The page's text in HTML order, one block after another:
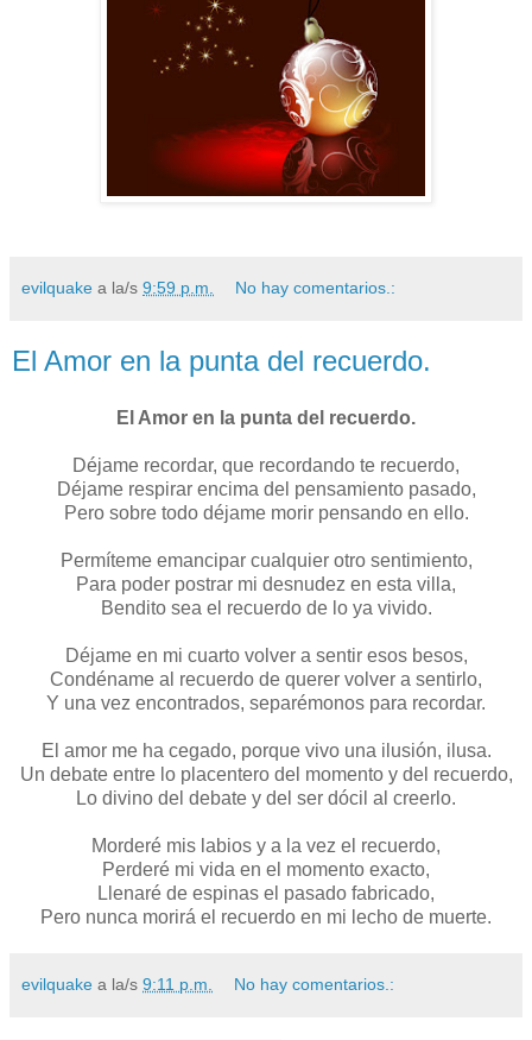
evilquake a la/s 9:59 p.m. No hay comentarios.:
El Amor en la punta del recuerdo.
El Amor en la punta del recuerdo.
Déjame recordar, que recordando te recuerdo,
Déjame respirar encima del pensamiento pasado,
Pero sobre todo déjame morir pensando en ello.
Permíteme emancipar cualquier otro sentimiento,
Para poder postrar mi desnudez en esta villa,
Bendito sea el recuerdo de lo ya vivido.
Déjame en mi cuarto volver a sentir esos besos,
Condéname al recuerdo de querer volver a sentirlo,
Y una vez encontrados, separémonos para recordar.
El amor me ha cegado, porque vivo una ilusión, ilusa.
Un debate entre lo placentero del momento y del recuerdo,
Lo divino del debate y del ser dócil al creerlo.
Morderé mis labios y a la vez el recuerdo,
Perderé mi vida en el momento exacto,
Llenaré de espinas el pasado fabricado,
Pero nunca morirá el recuerdo en mi lecho de muerte.
evilquake a la/s 9:11 p.m. No hay comentarios.: